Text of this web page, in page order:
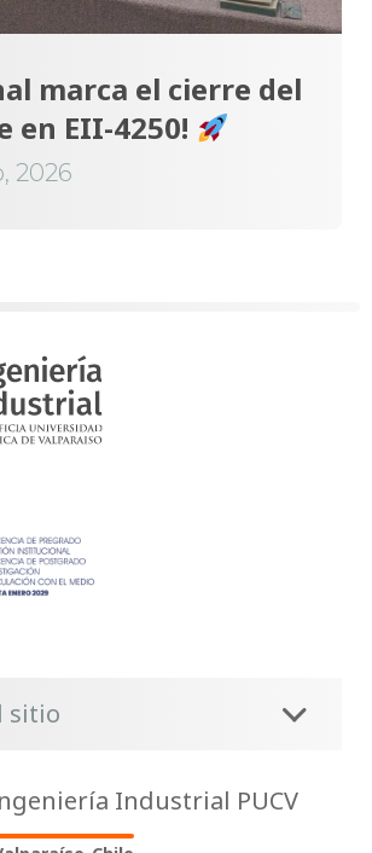
marca el cierre del
en EII-4250!
2026
sitio
Industrial PUCV